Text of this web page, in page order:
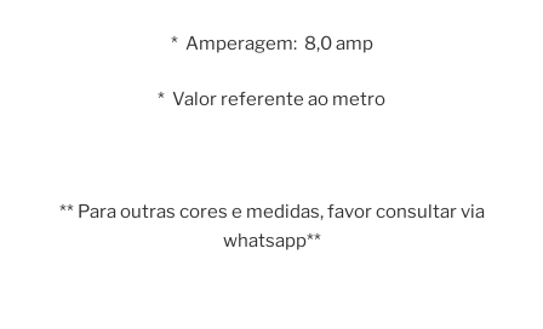
* Amperagem: 8,0 amp
* Valor referente ao metro
** Para outras cores e medidas, favor consultar via
whatsapp**